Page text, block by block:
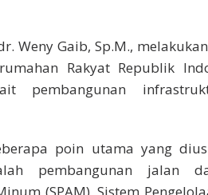
Weny Gaib, Sp.M.,
Rakyat Republik
pembangunan
poin utama yang
pembangunan jalan